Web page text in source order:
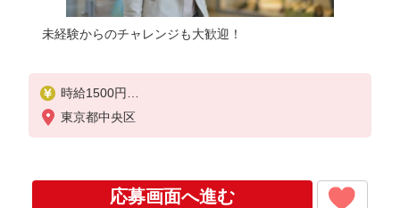
未経験からのチャレンジも大歓迎！
時給1500円
上記給与＋時間外勤務手当＋交通費支給◎
東京都中央区
応募画面へ進む